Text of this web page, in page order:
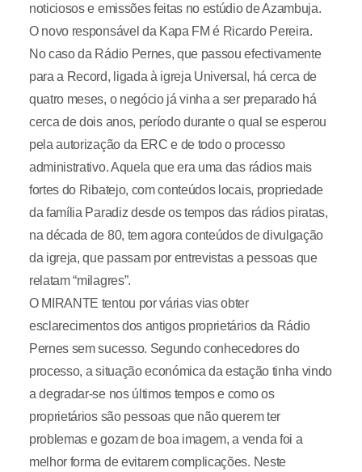
noticiosos e emissões feitas no estúdio de Azambuja.
O novo responsável da Kapa FM é Ricardo Pereira.
No caso da Rádio Pernes, que passou efectivamente
para a Record, ligada à igreja Universal, há cerca de
quatro meses, o negócio já vinha a ser preparado há
cerca de dois anos, período durante o qual se esperou
pela autorização da ERC e de todo o processo
administrativo. Aquela que era uma das rádios mais
fortes do Ribatejo, com conteúdos locais, propriedade
da família Paradiz desde os tempos das rádios piratas,
na década de 80, tem agora conteúdos de divulgação
da igreja, que passam por entrevistas a pessoas que
relatam “milagres”.
O MIRANTE tentou por várias vias obter
esclarecimentos dos antigos proprietários da Rádio
Pernes sem sucesso. Segundo conhecedores do
processo, a situação económica da estação tinha vindo
a degradar-se nos últimos tempos e como os
proprietários são pessoas que não querem ter
problemas e gozam de boa imagem, a venda foi a
melhor forma de evitarem complicações. Neste